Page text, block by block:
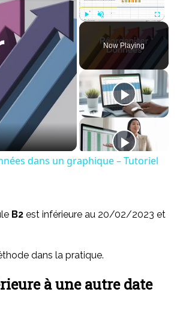
Fullscreen
Now Playing
dans un graphique – Tutoriel
B2 est inférieure au 20/02/2023 et
dans la pratique.
à une autre date